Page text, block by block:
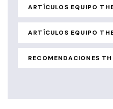
ARTÍCULOS EQUIPO
ARTÍCULOS EQUIPO
RECOMENDACIONES